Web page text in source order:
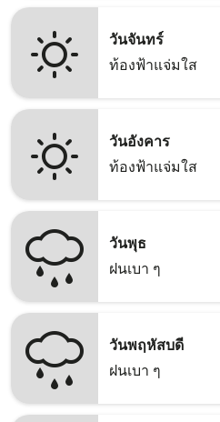
วันจันทร์
ท้องฟ้าแจ่มใส
วันอังคาร
ท้องฟ้าแจ่มใส
วันพุธ
ฝนเบา ๆ
วันพฤหัสบดี
ฝนเบา ๆ